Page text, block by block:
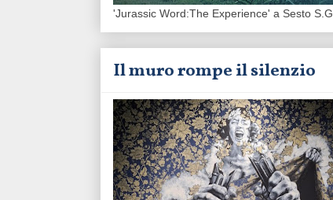
'Jurassic Word:The Experience' a Sesto S.G.
Il muro rompe il silenzio